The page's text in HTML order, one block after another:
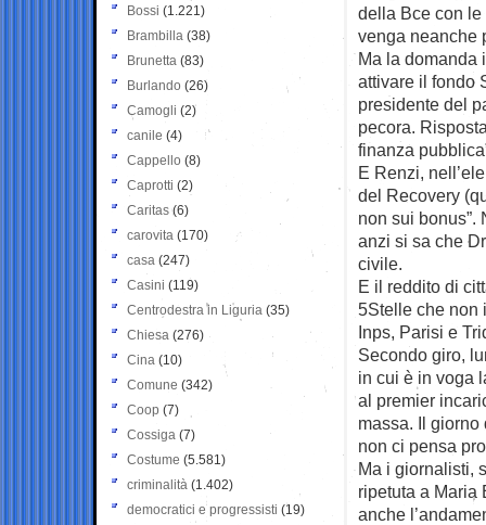
della Bce con le
venga neanche
Ma la domanda
attivare il fondo
presidente del
pecora.
finanza
E Renzi,
del Recovery
non sui
anzi si sa che
civile.
E il reddito di
5Stelle che non
Inps, Parisi e
Secondo giro,
in cui è in voga
al premier
massa. Il
non ci pensa
Ma i giornalisti,
ripetuta a Maria
anche
Bossi (1.221)
Brambilla (38)
Brunetta (83)
Burlando (26)
Camogli (2)
canile (4)
Cappello (8)
Caprotti (2)
Caritas (6)
carovita (170)
casa (247)
Casini (119)
Centrodestra in Liguria (35)
Chiesa (276)
Cina (10)
Comune (342)
Coop (7)
Cossiga (7)
Costume (5.581)
criminalità (1.402)
democratici e progressisti (19)